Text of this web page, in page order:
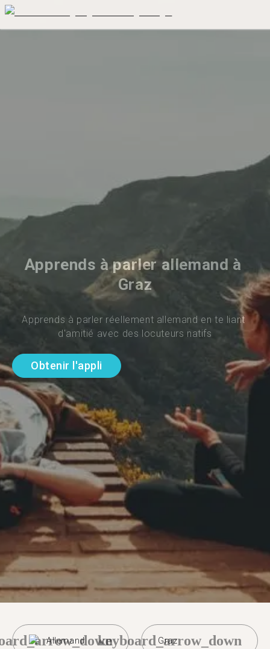
Apprends à parler allemand à
Graz
Apprends à parler réellement allemand en te liant
d'amitié avec des locuteurs natifs
Obtenir l'appli
Allemand Graz
keyboard_arrow_down